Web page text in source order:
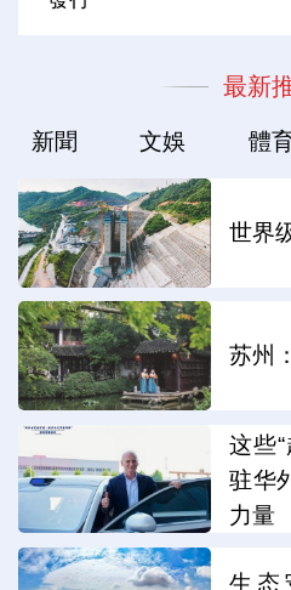
最新
新聞 文娛 體
世界
苏州
这些
驻华
力量
生态